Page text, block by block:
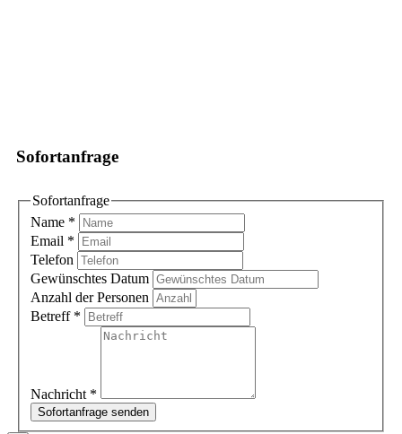
Sofortanfrage
Sofortanfrage
Name *
Email *
Telefon
Gewünschtes Datum
Anzahl der Personen
Betreff *
Nachricht *
Sofortanfrage senden